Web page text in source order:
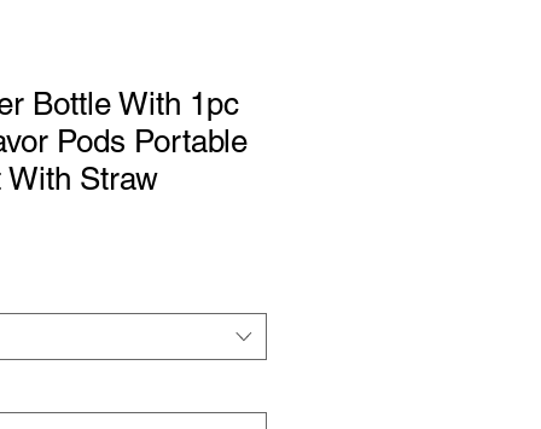
Bottle With 1pc
Pods Portable
With Straw